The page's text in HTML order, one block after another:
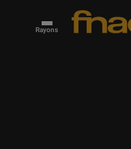
Rayons